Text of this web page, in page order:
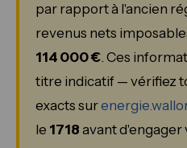
par rapport à l'ancien
revenus nets
114 000 €. Ces
titre indicatif — vérifiez
exacts sur
le 1718 avant d'engager